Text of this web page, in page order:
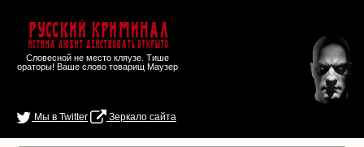
Русский Криминал
Истина любит действовать открыто
Словесной не место кляузе. Тише
ораторы! Ваше слово товарищ Маузер
Мы в Twitter Зеркало сайта